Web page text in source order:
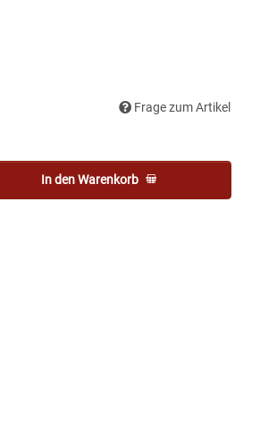
Frage zum Artikel
In den Warenkorb